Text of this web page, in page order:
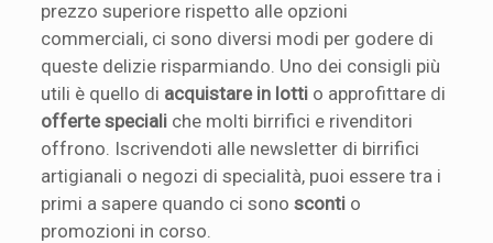
prezzo superiore rispetto alle opzioni
commerciali, ci sono diversi modi per godere di
queste delizie risparmiando. Uno dei consigli più
utili è quello di acquistare in lotti o approfittare di
offerte speciali che molti birrifici e rivenditori
offrono. Iscrivendoti alle newsletter di birrifici
artigianali o negozi di specialità, puoi essere tra i
primi a sapere quando ci sonosconti o
promozioni in corso.